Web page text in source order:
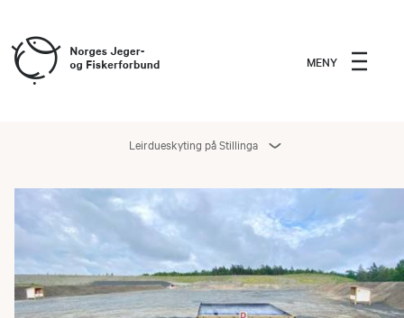
MENY
Leirdueskyting på Stillinga